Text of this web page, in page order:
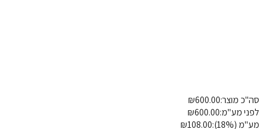
פרטי משלוח הוספת הערה מוצר: ₪600.00
מע"מ:
₪600.00
(18%):
₪108.00